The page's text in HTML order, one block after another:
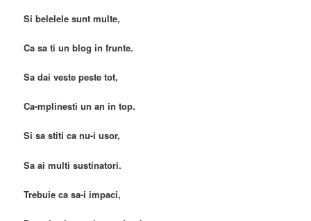
Si belelele sunt multe,
Ca sa ti un blog in frunte.
Sa dai veste peste tot,
Ca-mplinesti un an in top.
Si sa stiti ca nu-i usor,
Sa ai multi sustinatori.
Trebuie ca sa-i impaci,